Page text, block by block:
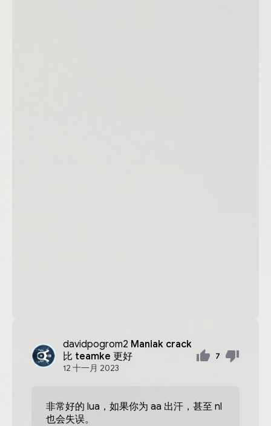
davidpogrom2 Maniak crack
比 teamke 更好
12 十一月 2023
7
非常好的 lua，如果你为 aa 出汗，甚至 nl
也会失误。